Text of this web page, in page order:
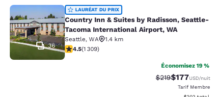
Country Inn & Suites by Radisson,
36
LAURÉAT DU PRIX
Country Inn & Suites by Radisson, Seattle-
Tacoma International Airport, WA
Seattle, WA
1.4 km
4.45 étoiles. Excellent. 1309 commentaires
4.5(1 309)
Économisez 19 %
Tarif barré :
$219Tarif réduit :
$177USD/nuit
Tarif Membre